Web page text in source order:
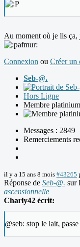
Au moment où je lis ça,
Connexion ou Créer un
Seb-@.
Hors Ligne
Membre platinium
Messages : 2849
Remerciements
il y a 15 ans 8 mois #43265
Réponse de Seb-@. sur
ascensionnelle
Charly42 écrit:
@seb: stop le lait,